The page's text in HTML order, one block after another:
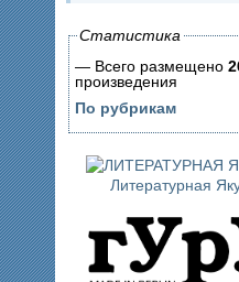
Статистика
— Всего размещено
произведения
По рубрикам
Литературная